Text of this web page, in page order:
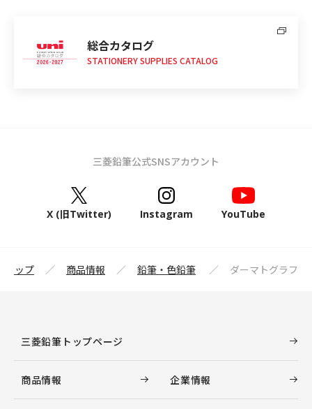
総合カタログ
STATIONERY SUPPLIES CATALOG
三菱鉛筆公式SNSアカウント
X (旧Twitter) Instagram YouTube
トップ 商品情報 鉛筆・色鉛筆 ダーマトグラフ
三菱鉛筆トップページ
商品情報 企業情報